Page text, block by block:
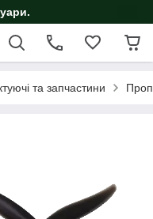
та запчастини